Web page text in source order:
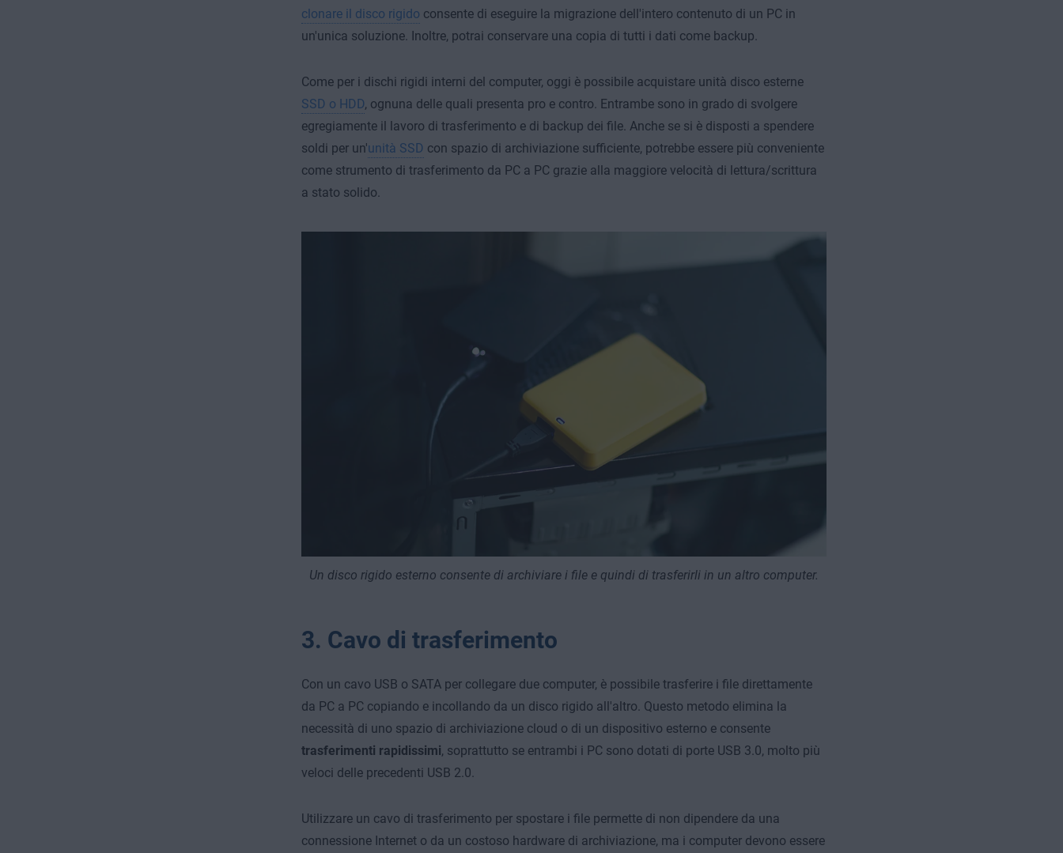
clonare il disco rigido consente di eseguire la migrazione dell'intero contenuto di un PC in
un'unica soluzione. Inoltre, potrai conservare una copia di tutti i dati come backup.
Come per i dischi rigidi interni del computer, oggi è possibile acquistare unità disco esterne
SSD o HDD, ognuna delle quali presenta pro e contro. Entrambe sono in grado di svolgere
egregiamente il lavoro di trasferimento e di backup dei file. Anche se si è disposti a spendere
soldi per un'unità SSD con spazio di archiviazione sufficiente, potrebbe essere più conveniente
come strumento di trasferimento da PC a PC grazie alla maggiore velocità di lettura/scrittura
a stato solido.
Un disco rigido esterno consente di archiviare i file e quindi di trasferirli in un altro computer.
3. Cavo di trasferimento
Con un cavo USB o SATA per collegare due computer, è possibile trasferire i file direttamente
da PC a PC copiando e incollando da un disco rigido all'altro. Questo metodo elimina la
necessità di uno spazio di archiviazione cloud o di un dispositivo esterno e consente
trasferimenti rapidissimi, soprattutto se entrambi i PC sono dotati di porte USB 3.0, molto più
veloci delle precedenti USB 2.0.
Utilizzare un cavo di trasferimento per spostare i file permette di non dipendere da una
connessione Internet o da un costoso hardware di archiviazione, ma i computer devono essere